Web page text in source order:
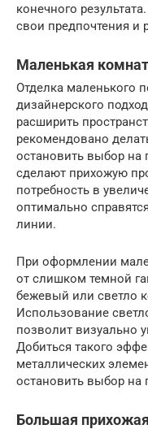
конечного
свои предпочтения и
Маленькая
Отделка маленького
дизайнерского
расширить
рекомендовано
остановить выбор на
сделают прихожую
потребность в
оптимально
линии.
При оформлении
от слишком темной
бежевый или светло
Использование
позволит визуально
Добиться такого
металлических
остановить выбор на
Большая